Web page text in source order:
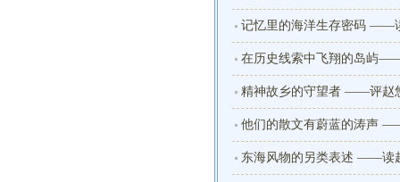
记忆里的海洋生存密码 ——
在历史线索中飞翔的岛屿
精神故乡的守望者 ——评赵
集
他们的散文有蔚蓝的涛声
东海风物的另类表述 ——读